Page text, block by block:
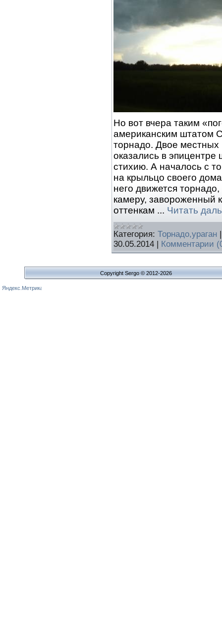
Но вот вчера таким
американским штатом
торнадо. Двое
оказались в
стихию. А началось с
на крыльцо своего
него движется
камеру, завороженный
оттенкам ... Читать
Категория: Торнадо,ураган
30.05.2014
Комментарии
Copyright Sergo © 2012-2026